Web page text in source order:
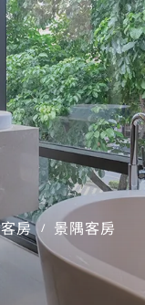
客房 / 景隅客房